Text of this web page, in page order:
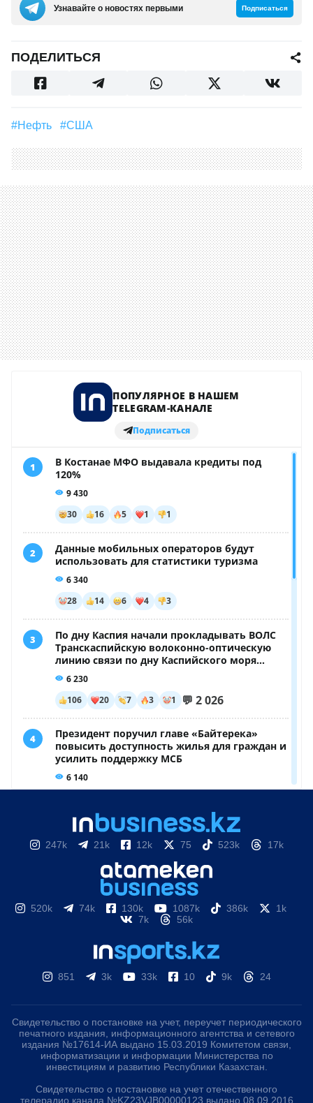
Узнавайте о новостях первыми Подписаться
ПОДЕЛИТЬСЯ
#Нефть #США
247k 21k 12k 75 523k 17k
520k 74k 130k 1087k 386k
1k
7k
56k
851 3k 33k 10 9k 24
Свидетельство о постановке на учет, переучет периодического
печатного издания, информационного агентства и сетевого
издания №17614-ИА выдано 15.03.2019 Комитетом связи,
информатизации и информации Министерства по
инвестициям и развитию Республики Казахстан.
Свидетельство о постановке на учет отечественного
телерадио канала №KZ23VJB00000123 выдано 08.09.2016